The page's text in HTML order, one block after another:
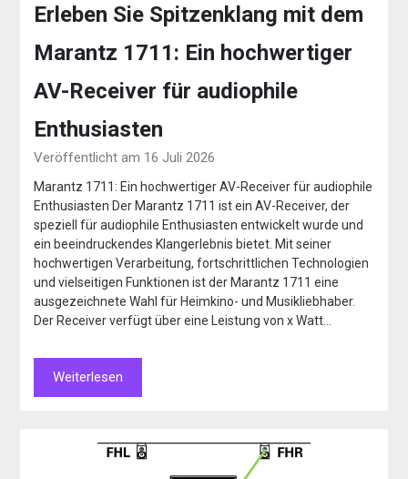
Erleben Sie Spitzenklang mit dem
Marantz 1711: Ein hochwertiger
AV-Receiver für audiophile
Enthusiasten
Veröffentlicht am 16 Juli 2026
Marantz 1711: Ein hochwertiger AV-Receiver für audiophile
Enthusiasten Der Marantz 1711 ist ein AV-Receiver, der
speziell für audiophile Enthusiasten entwickelt wurde und
ein beeindruckendes Klangerlebnis bietet. Mit seiner
hochwertigen Verarbeitung, fortschrittlichen Technologien
und vielseitigen Funktionen ist der Marantz 1711 eine
ausgezeichnete Wahl für Heimkino- und Musikliebhaber.
Der Receiver verfügt über eine Leistung von x Watt…
Weiterlesen